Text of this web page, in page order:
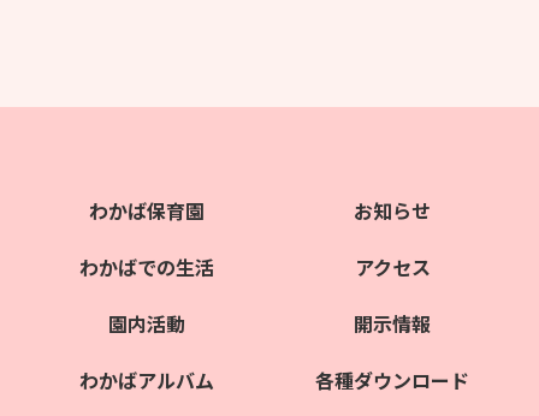
わかば保育園
わかばでの生活
園内活動
わかばアルバム
お知らせ
アクセス
開示情報
各種ダウンロード